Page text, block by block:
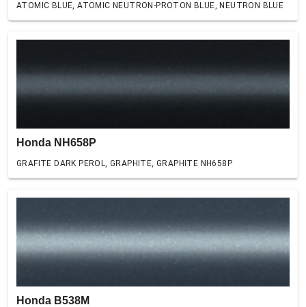
ATOMIC BLUE, ATOMIC NEUTRON-PROTON BLUE, NEUTRON BLUE
Honda NH658P
GRAFITE DARK PEROL, GRAPHITE, GRAPHITE NH658P
Honda B538M